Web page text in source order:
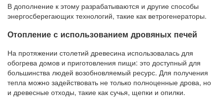
В дополнение к этому разрабатываются и другие способы
энергосберегающих технологий, такие как ветрогенераторы.
Отопление с использованием дровяных печей
На протяжении столетий древесина использовалась для
обогрева домов и приготовления пищи: это доступный для
большинства людей возобновляемый ресурс. Для получения
тепла можно задействовать не только полноценные дрова, но
и древесные отходы, такие как сучья, щепки и опилки.